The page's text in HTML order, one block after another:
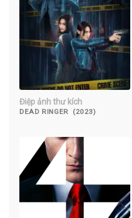
Điệp ảnh thư kích
DEAD RINGER (2023)